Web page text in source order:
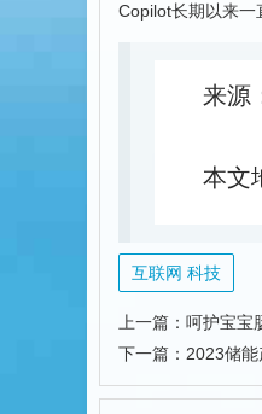
Copilot长期以来一
来源
本文
互联网 科技
上一篇： 呵护宝宝
下一篇： 2023储